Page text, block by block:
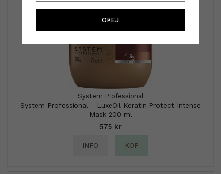
System Professional
System Professional - LuxeOil Keratin Protect Intense
Mask 200 ml
575 kr
INFO KÖP
OKEJ